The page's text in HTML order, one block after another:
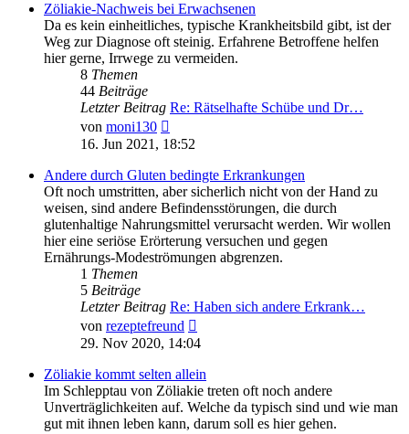
Zöliakie-Nachweis bei Erwachsenen
Da es kein einheitliches, typische Krankheitsbild gibt, ist der
Weg zur Diagnose oft steinig. Erfahrene Betroffene helfen
hier gerne, Irrwege zu vermeiden.
8 Themen
44 Beiträge
Letzter Beitrag Re: Rätselhafte Schübe und Dr…
von moni130
Beitrag
16. Jun 2021, 18:52
Andere durch Gluten bedingte Erkrankungen
Oft noch umstritten, aber sicherlich nicht von der Hand zu
weisen, sind andere Befindensstörungen, die durch
glutenhaltige Nahrungsmittel verursacht werden. Wir wollen
hier eine seriöse Erörterung versuchen und gegen
Ernährungs-Modeströmungen abgrenzen.
1 Themen
5 Beiträge
Letzter Beitrag Re: Haben sich andere Erkrank…
von rezeptefreund
Beitrag
29. Nov 2020, 14:04
Zöliakie kommt selten allein
Im Schlepptau von Zöliakie treten oft noch andere
Unverträglichkeiten auf. Welche da typisch sind und wie man
gut mit ihnen leben kann, darum soll es hier gehen.